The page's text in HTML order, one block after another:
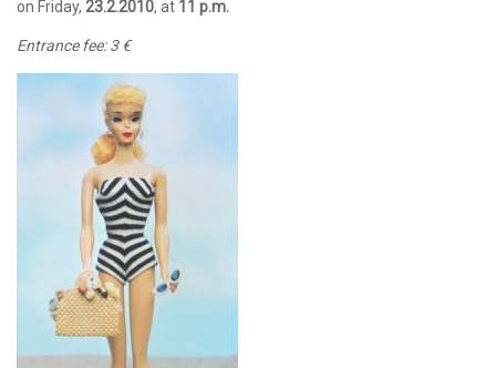
on Friday, 23.2.2010, at 11 p.m.
Entrance fee: 3 €